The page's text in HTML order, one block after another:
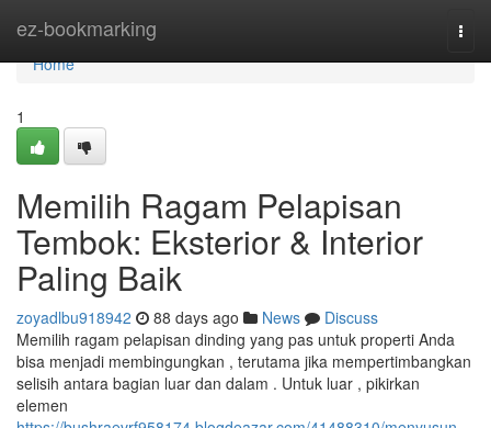
ez-bookmarking
Home
Home
1
Memilih Ragam Pelapisan
Tembok: Eksterior & Interior
Paling Baik
zoyadlbu918942 88 days ago News
Discuss
Memilih ragam pelapisan dinding yang pas untuk properti Anda
bisa menjadi membingungkan , terutama jika mempertimbangkan
selisih antara bagian luar dan dalam . Untuk luar , pikirkan
elemen